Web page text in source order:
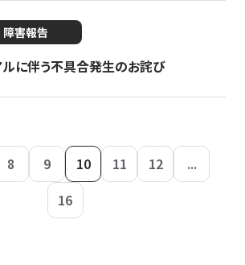
障害報告
ルに伴う不具合発生のお詫び
8 9 10 11 12
...
16